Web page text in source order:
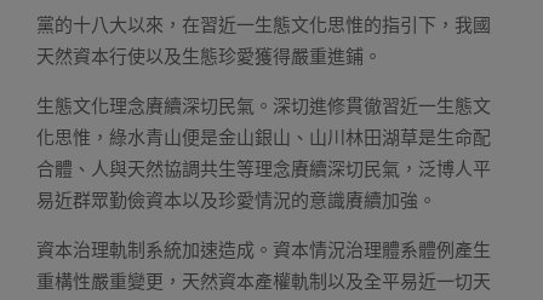
黨的十八大以來，在習近一生態文化思惟的指引下，我國
天然資本行使以及生態珍愛獲得嚴重進鋪。
生態文化理念賡續深切民氣。深切進修貫徹習近一生態文
化思惟，綠水青山便是金山銀山、山川林田湖草是生命配
合體、人與天然協調共生等理念賡續深切民氣，泛博人平
易近群眾勤儉資本以及珍愛情況的意識賡續加強。
資本治理軌制系統加速造成。資本情況治理體系體例產生
重構性嚴重變更，天然資本產權軌制以及全平易近一切天